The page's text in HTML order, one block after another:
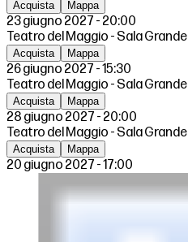
Acquista Mappa
23 giugno 2027 - 20:00
Teatro del Maggio - Sala Grande
Acquista Mappa
26 giugno 2027 - 15:30
Teatro del Maggio - Sala Grande
Acquista Mappa
28 giugno 2027 - 20:00
Teatro del Maggio - Sala Grande
Acquista Mappa
20 giugno 2027 - 17:00